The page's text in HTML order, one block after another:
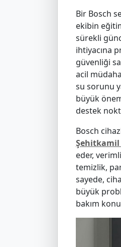
Bir Bosch
ekibin
sürekli
ihtiyacına
güvenliği
acil
su sorunu
büyük
destek
Bosch
Şehitkamil
eder,
temizlik,
sayede,
büyük
bakım